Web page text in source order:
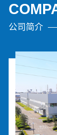
公司简介